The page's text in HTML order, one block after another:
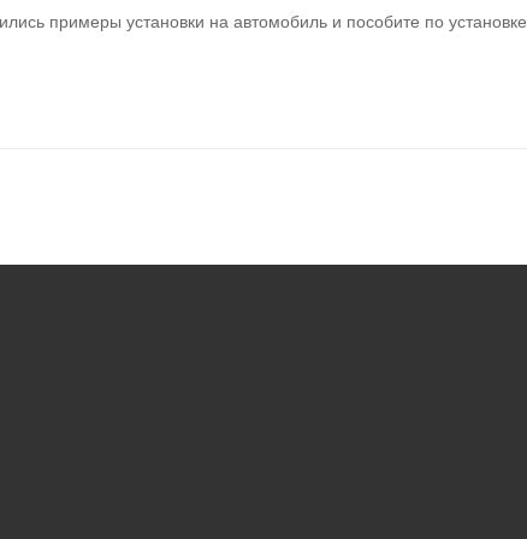
примеры установки на автомобиль и пособите по установке